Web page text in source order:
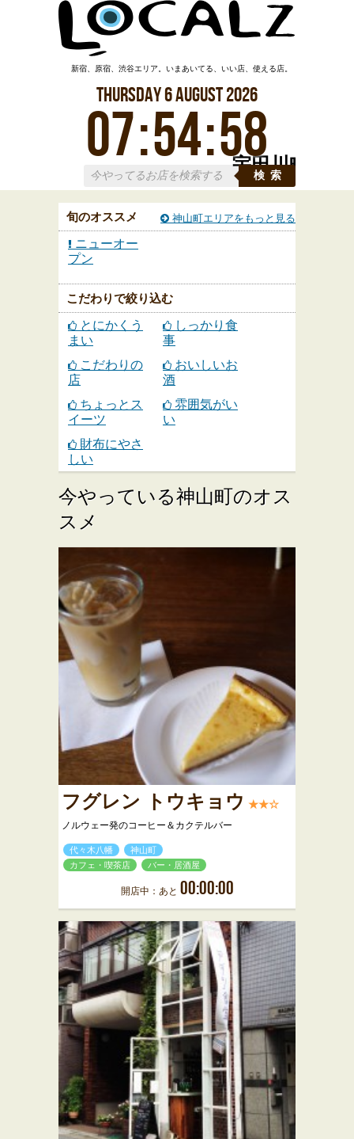
宇田川町
新宿、原宿、渋谷エリア。いまあいてる、いい店、使える店。
Thursday6August2026
07:55:00
検索
旬のオススメ
ニューオー
プン
こだわりで絞り込む
とにかくう
まい
しっかり食
事
こだわりの
店
おいしいお
酒
ちょっとス
イーツ
雰囲気がい
い
財布にやさ
しい
今やっている神山町のオス
スメ
神山町エリアをもっと見る
フグレン トウキョウ ★★☆
ノルウェー発のコーヒー＆カクテルバー
代々木八幡
神山町
カフェ・喫茶店
バー・居酒屋
開店中：あと 00:00:00